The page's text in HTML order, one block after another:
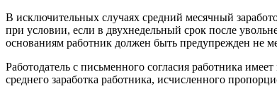
В исключительных случаях средний месячный
при условии, если в двухнедельный срок после
основаниям работник должен быть предупрежден не
Работодатель с письменного согласия работника
среднего заработка работника, исчисленного